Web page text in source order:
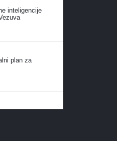
inteligencije
plan za